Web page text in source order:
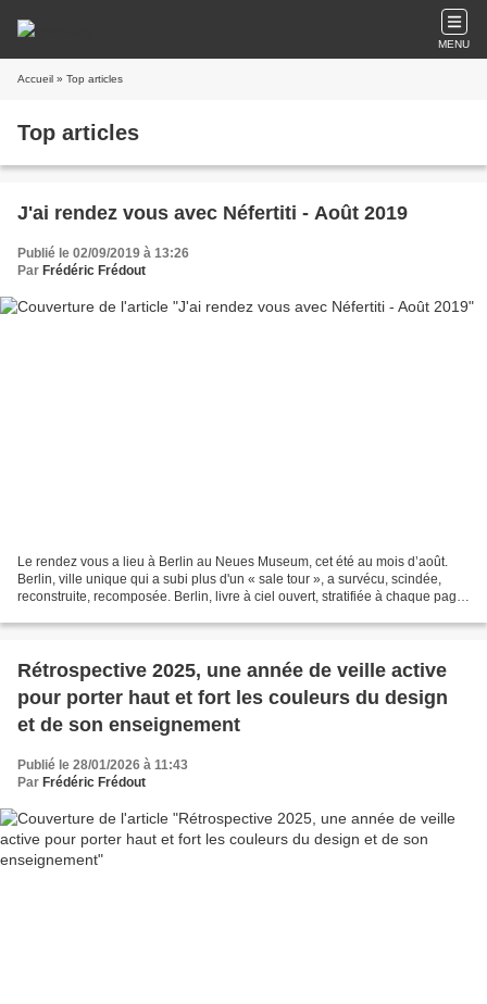
MENU
Accueil » Top articles
Top articles
J'ai rendez vous avec Néfertiti - Août 2019
Publié le 02/09/2019 à 13:26
Par Frédéric Frédout
Le rendez vous a lieu à Berlin au Neues Museum, cet été au mois d’août.
Berlin, ville unique qui a subi plus d'un « sale tour », a survécu, scindée,
reconstruite, recomposée. Berlin, livre à ciel ouvert, stratifiée à chaque page
Rétrospective 2025, une année de veille active
pour porter haut et fort les couleurs du design
et de son enseignement
Publié le 28/01/2026 à 11:43
Par Frédéric Frédout